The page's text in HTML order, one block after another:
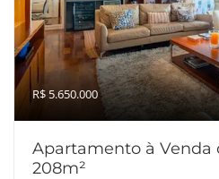
R$ 5.650.000
Apartamento à Venda
208m²